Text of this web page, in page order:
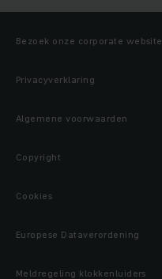
Bezoek onze corporate website
Privacyverklaring
Algemene voorwaarden
Copyright
Cookies
Europese Dataverordening
Meldregeling klokkenluiders